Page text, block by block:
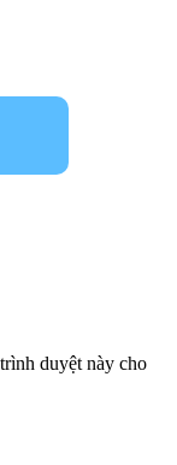
duyệt này cho